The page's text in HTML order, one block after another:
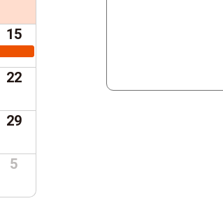
15
22
29
5